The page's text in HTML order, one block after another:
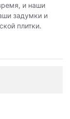
и наши
задумки и
плитки.